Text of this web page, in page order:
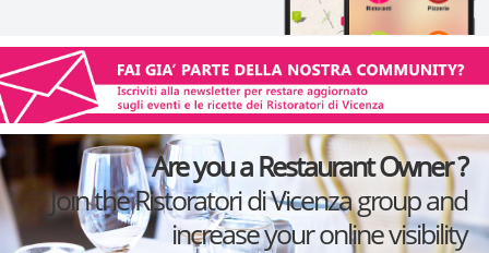
Are you a Restaurant Owner ?
Join the Ristoratori di Vicenza group and
increase your online visibility